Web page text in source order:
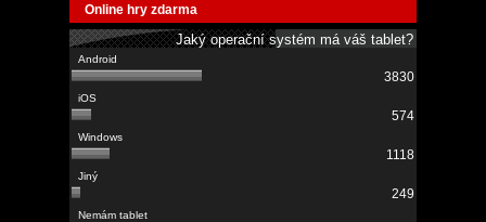
Online hry zdarma
Jaký operační systém má váš tablet?
3830
574
1118
249